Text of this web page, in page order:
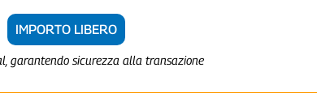
IMPORTO LIBERO
garantendo sicurezza alla transazione